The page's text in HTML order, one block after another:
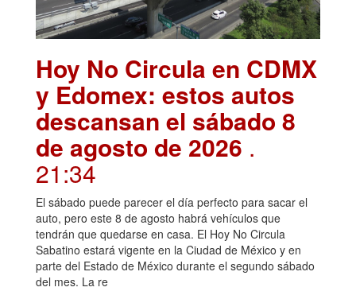
Hoy No Circula en CDMX
y Edomex: estos autos
descansan el sábado 8
de agosto de 2026 .
21:34
El sábado puede parecer el día perfecto para sacar el
auto, pero este 8 de agosto habrá vehículos que
tendrán que quedarse en casa. El Hoy No Circula
Sabatino estará vigente en la Ciudad de México y en
parte del Estado de México durante el segundo sábado
del mes. La re